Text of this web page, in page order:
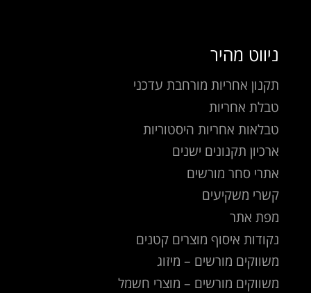
ניווט מהיר
תקנון אחריות מורחבת עדכני
טבלת אחריות
טבלאות אחריות היסטוריות
ארכיון תקנונים ישנים
אתרי סחר מורשים
קשרי משקיעים
מפת אתר
נקודות איסוף מוצרים קטנים
משווקים מורשים – מיזוג
משווקים מורשים – מוצרי חשמל